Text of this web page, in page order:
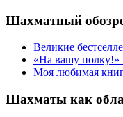
Шахматный
Великие
«На вашу
Моя любимая
Шахматы как